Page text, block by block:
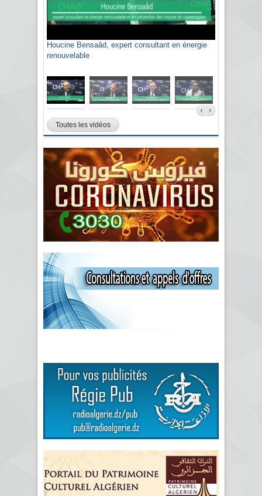
Houcine Bensaâd, expert consultant en énergie
renouvelable
Sami Agli, président de la Confédération
algérienne du patronat citoyen CAPC
Toutes les vidéos